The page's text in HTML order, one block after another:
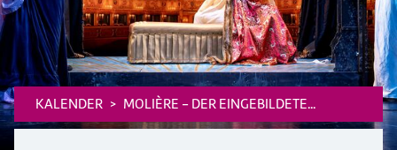
KALENDER MOLIÈRE - DER EINGEBILDETE...